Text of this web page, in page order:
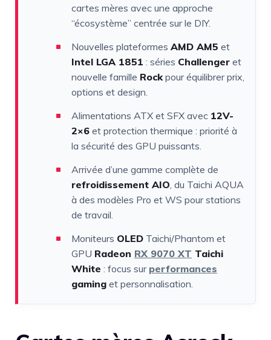
cartes mères avec une approche
“écosystème” centrée sur le DIY.
Nouvelles plateformes AMD AM5 et
Intel LGA 1851 : séries Challenger et
nouvelle famille Rockpour équilibrer prix,
options et design.
Alimentations ATX et SFX avec 12V-
2×6 et protection thermique : priorité à
la sécurité des GPU puissants.
Arrivée d’une gamme complète de
refroidissement AIO, du Taichi AQUA
à des modèles Pro et WS pour stations
de travail.
Moniteurs OLED Taichi/Phantom et
GPU Radeon RX 9070 XT Taichi
White : focus sur performances
gaming et personnalisation.